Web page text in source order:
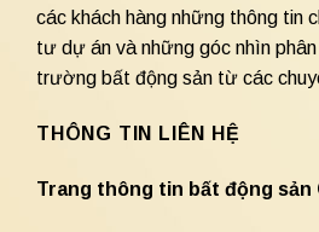
các khách hàng những thông tin
tư dự án và những góc nhìn
trường bất động sản từ các
THÔNG TIN LIÊN HỆ
Trang thông tin bất động sản